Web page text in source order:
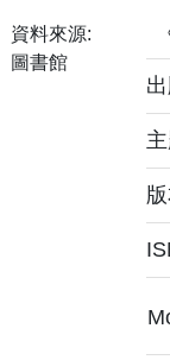
資料來源:
圖書館